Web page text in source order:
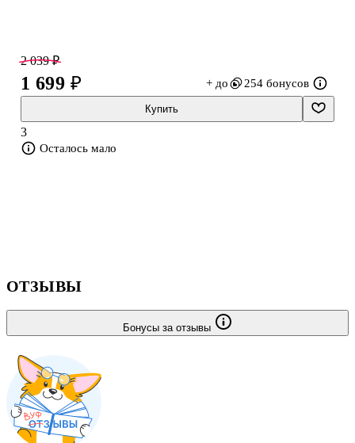
2 039 ₽
1 699 ₽ + до 254 бонусов
Купить
3
Осталось мало
ОТЗЫВЫ
Бонусы за отзывы